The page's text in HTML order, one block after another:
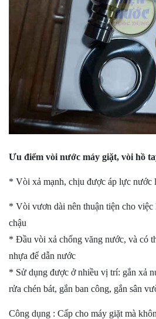
Ưu điểm vòi nước máy giặt, vòi hồ
* Vòi xả mạnh, chịu được áp lực nước
* Vòi vươn dài nên thuận tiện cho
chậu
* Đầu vòi xả chống văng nước, và có
nhựa để dẫn nước
* Sử dụng được ở nhiều vị trí: gắn xả
rửa chén bát, gắn ban công, gắn sân
Công dụng : Cấp cho máy giặt mà